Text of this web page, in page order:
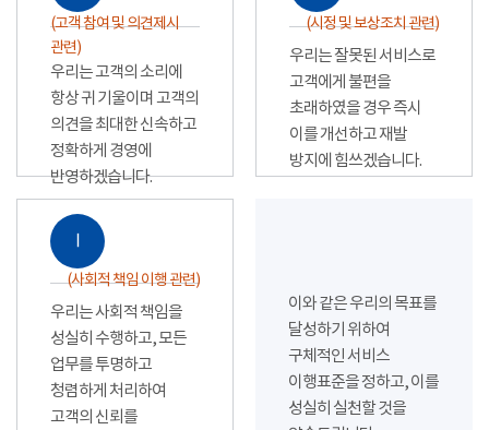
(고객 참여 및 의견제시
관련)
우리는 고객의 소리에
항상 귀 기울이며 고객의
의견을 최대한 신속하고
정확하게 경영에
반영하겠습니다.
(시정 및 보상조치 관련)
우리는 잘못된 서비스로
고객에게 불편을
초래하였을 경우 즉시
이를 개선하고 재발
방지에 힘쓰겠습니다.
Ⅰ
(사회적 책임 이행 관련)
우리는 사회적 책임을
성실히 수행하고, 모든
업무를 투명하고
청렴하게 처리하여
고객의 신뢰를
이와 같은 우리의 목표를
달성하기 위하여
구체적인 서비스
이행표준을 정하고, 이를
성실히 실천할 것을